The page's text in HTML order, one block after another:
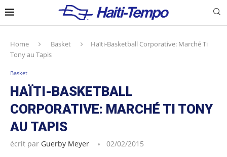
Home Basket
Haïti-Basketball Corporative: Marché Ti
Tony au Tapis
Basket
HAÏTI-BASKETBALL
CORPORATIVE: MARCHÉ TI TONY
AU TAPIS
écrit par Guerby Meyer 02/02/2015